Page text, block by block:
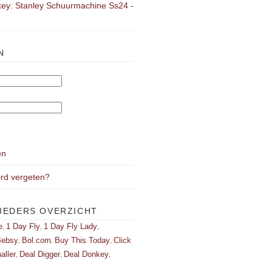
Stanley Schuurmachine Ss24 -
vergeten?
OVERZICHT
1 Day Fly 1 Day Fly Lady
Bol.com Buy This Today Click
Deal Digger Deal Donkey